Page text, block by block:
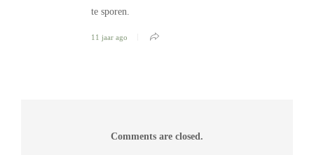
te sporen.
11 jaar ago
Comments are closed.